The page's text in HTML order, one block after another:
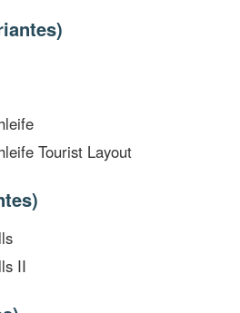
Tourist Layout
II